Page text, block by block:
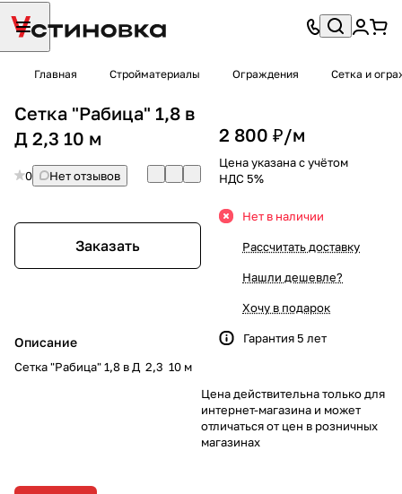
Главная Стройматериалы Ограждения Сетка и
Сетка "Рабица" 1,8 в
Д 2,3 10 м
0 Нет отзывов
Заказать
Описание
Сетка "Рабица" 1,8 в Д 2,3 10 м
2 800 ₽/м
Цена указана с учётом
НДС 5%
Нет в наличии
Рассчитать доставку
Нашли дешевле?
Хочу в подарок
Гарантия 5 лет
Цена действительна только для
интернет-магазина и может
отличаться от цен в розничных
магазинах